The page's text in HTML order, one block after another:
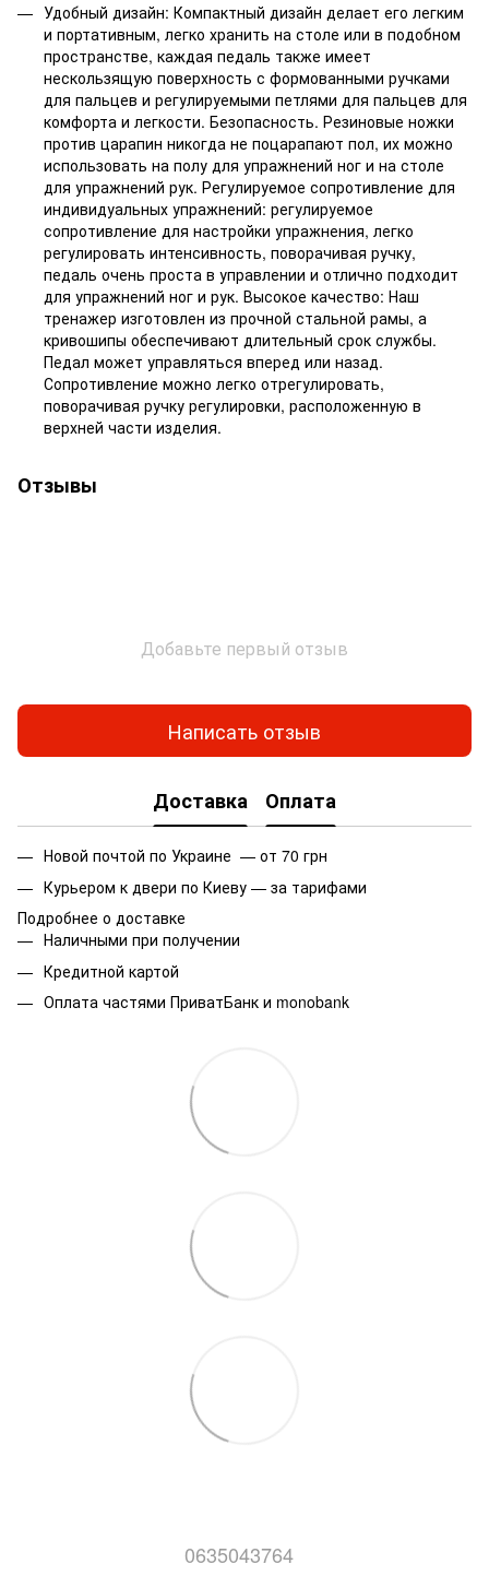
Удобный дизайн: Компактный дизайн делает его легким
и портативным, легко хранить на столе или в подобном
пространстве, каждая педаль также имеет
нескользящую поверхность с формованными ручками
для пальцев и регулируемыми петлями для пальцев для
комфорта и легкости. Безопасность. Резиновые ножки
против царапин никогда не поцарапают пол, их можно
использовать на полу для упражнений ног и на столе
для упражнений рук. Регулируемое сопротивление для
индивидуальных упражнений: регулируемое
сопротивление для настройки упражнения, легко
регулировать интенсивность, поворачивая ручку,
педаль очень проста в управлении и отлично подходит
для упражнений ног и рук. Высокое качество: Наш
тренажер изготовлен из прочной стальной рамы, а
кривошипы обеспечивают длительный срок службы.
Педал может управляться вперед или назад.
Сопротивление можно легко отрегулировать,
поворачивая ручку регулировки, расположенную в
верхней части изделия.
Отзывы
Добавьте первый отзыв
Написать отзыв
Доставка Оплата
Новой почтой по Украине — от 70 грн
Курьером к двери по Киеву — за тарифами
Подробнее о доставке
Наличными при получении
Кредитной картой
Оплата частями ПриватБанк и monobank
0635043764